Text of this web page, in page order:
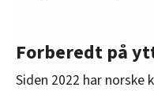
Forberedt på
Siden 2022 har